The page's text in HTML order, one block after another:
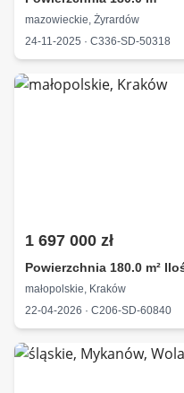
mazowieckie, Żyrardów
24-11-2025 · C336-SD-50318
1 697 000 zł
Powierzchnia 180.0 m²
małopolskie, Kraków
22-04-2026 · C206-SD-60840